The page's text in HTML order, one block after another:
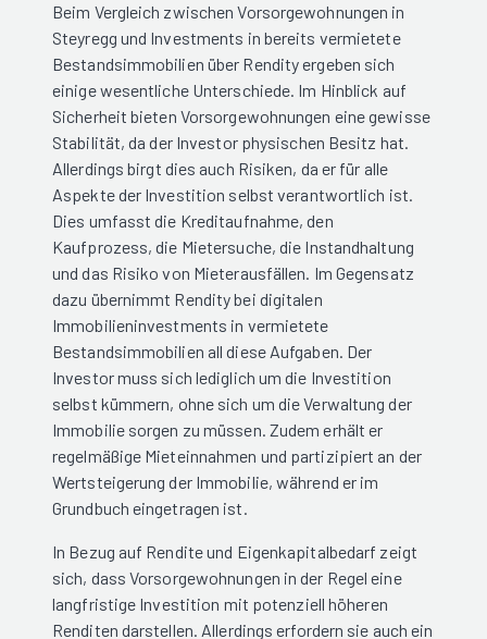
Beim Vergleich zwischen Vorsorgewohnungen in
Steyregg und Investments in bereits vermietete
Bestandsimmobilien über Rendity ergeben sich
einige wesentliche Unterschiede. Im Hinblick auf
Sicherheit bieten Vorsorgewohnungen eine gewisse
Stabilität, da der Investor physischen Besitz hat.
Allerdings birgt dies auch Risiken, da er für alle
Aspekte der Investition selbst verantwortlich ist.
Dies umfasst die Kreditaufnahme, den
Kaufprozess, die Mietersuche, die Instandhaltung
und das Risiko von Mieterausfällen. Im Gegensatz
dazu übernimmt Rendity bei digitalen
Immobilieninvestments in vermietete
Bestandsimmobilien all diese Aufgaben. Der
Investor muss sich lediglich um die Investition
selbst kümmern, ohne sich um die Verwaltung der
Immobilie sorgen zu müssen. Zudem erhält er
regelmäßige Mieteinnahmen und partizipiert an der
Wertsteigerung der Immobilie, während er im
Grundbuch eingetragen ist.
In Bezug auf Rendite und Eigenkapitalbedarf zeigt
sich, dass Vorsorgewohnungen in der Regel eine
langfristige Investition mit potenziell höheren
Renditen darstellen. Allerdings erfordern sie auch ein